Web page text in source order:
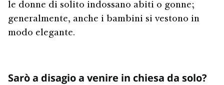
le donne di solito indossano abiti o gonne;
generalmente, anche i bambini si vestono in
modo elegante.
Sarò a disagio a venire in chiesa da solo?